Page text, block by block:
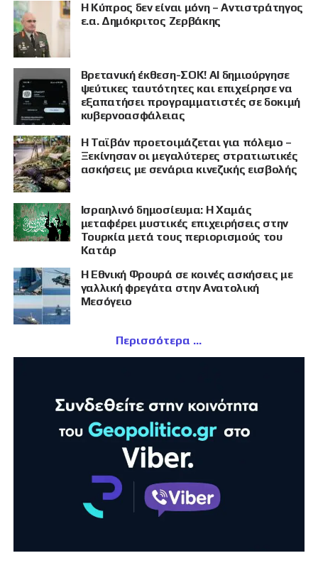
Η Κύπρος δεν είναι μόνη – Αντιστράτηγος
ε.α. Δημόκριτος Ζερβάκης
Βρετανική έκθεση-ΣΟΚ! AI δημιούργησε
ψεύτικες ταυτότητες και επιχείρησε να
εξαπατήσει προγραμματιστές σε δοκιμή
κυβερνοασφάλειας
Η Ταϊβάν προετοιμάζεται για πόλεμο –
Ξεκίνησαν οι μεγαλύτερες στρατιωτικές
ασκήσεις με σενάρια κινεζικής εισβολής
Ισραηλινό δημοσίευμα: Η Χαμάς
μεταφέρει μυστικές επιχειρήσεις στην
Τουρκία μετά τους περιορισμούς του
Κατάρ
Η Εθνική Φρουρά σε κοινές ασκήσεις με
γαλλική φρεγάτα στην Ανατολική
Μεσόγειο
Περισσότερα